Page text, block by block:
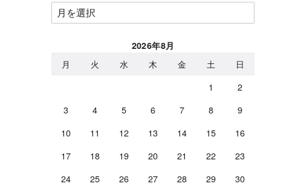
ア
ー
2026年8月
月 火 水 木 金 土
日
1
2
3
4 5 6 7 8
9
10
11 12 13 14 15
16
17
18 19 20 21 22
23
24
25 26 27 28 29
30